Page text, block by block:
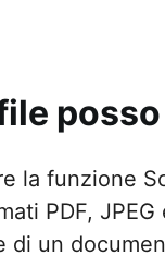
la funzione
PDF,
di un